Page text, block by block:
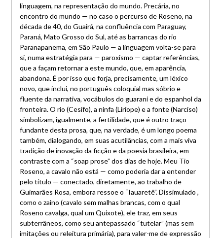
linguagem, na representação do mundo. Precária, no
encontro do mundo — no caso o percurso de Roseno, na
década de 40, do Guairá, na confluência com Paraguay,
Paraná, Mato Grosso do Sul, até as barrancas do rio
Paranapanema, em São Paulo — a linguagem volta-se para
si, numa estratégia para — paroxismo — captar referências,
que a façam retornar a este mundo, que, em aparência,
abandona. É por isso que forja, precisamente, um léxico
novo, que inclui, no português coloquial mas sóbrio e
fluente da narrativa, vocábulos do guarani e do espanhol da
fronteira. O rio (Cesifo), a ninfa (Liríope) e a fonte (Narciso)
simbolizam, igualmente, a fertilidade, que é outro traço
fundante desta prosa, que, na verdade, é um longo poema
também, dialogando, em suas acutilâncias, com a mais viva
tradição de inovação da ficção e da poesia brasileira, em
contraste com a “soap prose” dos dias de hoje. Meu Tio
Roseno, a cavalo não está — como poderia dar a entender
pelo título — conectado, diretamente, ao trabalho de
Guimarães Rosa, embora ressoe o “Iauaretê”. Dissimulado ,
como o zaino (cavalo sem malhas brancas, com o qual
Roseno cavalga, qual um Quixote), ele traz, em seus
subterrâneos, como seu antepassado “tutelar” (mas sem
imitações ou releitura primária), para valer-me de expressão